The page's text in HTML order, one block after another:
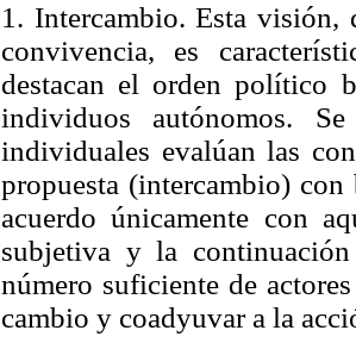
1. Intercambio. Esta visión,
convivencia, es
destacan el orden político
individuos autónomos.
individuales evalúan las
propuesta (intercambio) con
acuerdo únicamente con
subjetiva y la
número suficiente de
cambio y coadyuvar a la